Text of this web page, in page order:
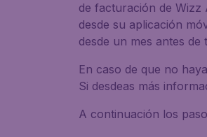
de facturación de Wizz
desde su aplicación
desde un mes antes
En caso de que no
Si desdeas más
A continuación los